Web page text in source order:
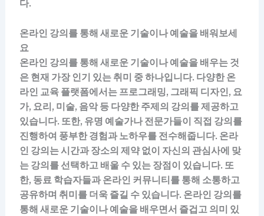
다.
온라인 강의를 통해 새로운 기술이나 예술을 배워보세
요
온라인 강의를 통해 새로운 기술이나 예술을 배우는 것
은 현재 가장 인기 있는 취미 중 하나입니다. 다양한 온
라인 교육 플랫폼에서는 프로그래밍, 그래픽 디자인, 요
가, 요리, 미술, 음악 등 다양한 주제의 강의를 제공하고
있습니다. 또한, 유명 예술가나 전문가들이 직접 강의를
진행하여 풍부한 경험과 노하우를 전수해줍니다. 온라
인 강의는 시간과 장소의 제약 없이 자신의 관심사에 맞
는 강의를 선택하고 배울 수 있는 장점이 있습니다. 또
한, 동료 학습자들과 온라인 커뮤니티를 통해 소통하고
공유하며 취미를 더욱 즐길 수 있습니다. 온라인 강의를
통해 새로운 기술이나 예술을 배우면서 즐겁고 의미 있